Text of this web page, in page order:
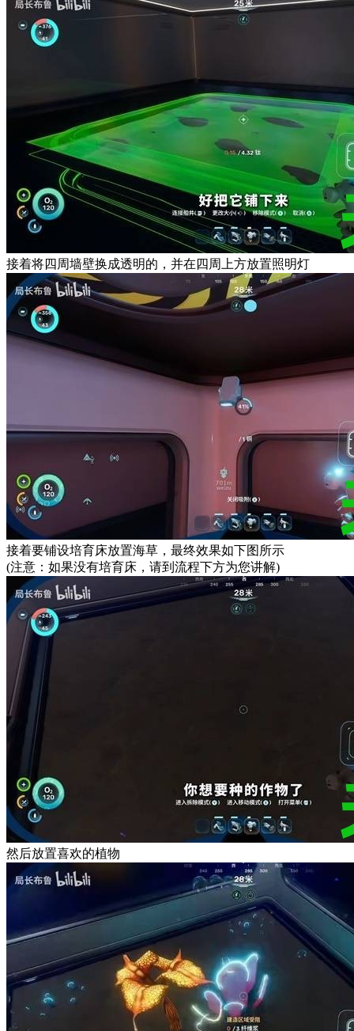
接着将四周墙壁换成透明的，并在四周上方放置照明灯
接着要铺设培育床放置海草，最终效果如下图所示
(注意：如果没有培育床，请到流程下方为您讲解)
然后放置喜欢的植物